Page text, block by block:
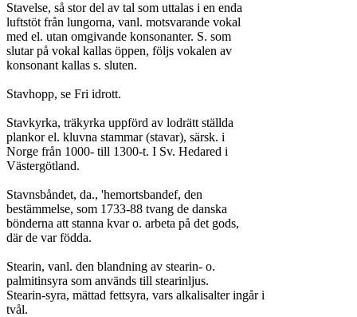
Stavelse, så stor del av tal som uttalas i en enda
luftstöt från lungorna, vanl. motsvarande vokal
med el. utan omgivande konsonanter. S. som
slutar på vokal kallas öppen, följs vokalen av
konsonant kallas s. sluten.
Stavhopp, se Fri idrott.
Stavkyrka, träkyrka uppförd av lodrätt ställda
plankor el. kluvna stammar (stavar), särsk. i
Norge från 1000- till 1300-t. I Sv. Hedared i
Västergötland.
Stavnsbåndet, da., 'hemortsbandef, den
bestämmelse, som 1733-88 tvang de danska
bönderna att stanna kvar o. arbeta på det gods,
där de var födda.
Stearin, vanl. den blandning av stearin- o.
palmitinsyra som används till stearinljus.
Stearin-syra, mättad fettsyra, vars alkalisalter ingår i
tvål.